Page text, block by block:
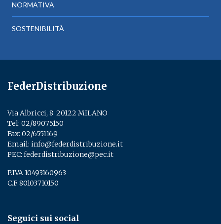
NORMATIVA
SOSTENIBILITÀ
FederDistribuzione
Via Albricci, 8 ­ 20122 MILANO
Tel: 02/89075150
Fax: 02/6551169
Email: info@federdistribuzione.it
PEC: federdistribuzione@pec.it
P.IVA 10493160963
C.F. 80103710150
Seguici sui social